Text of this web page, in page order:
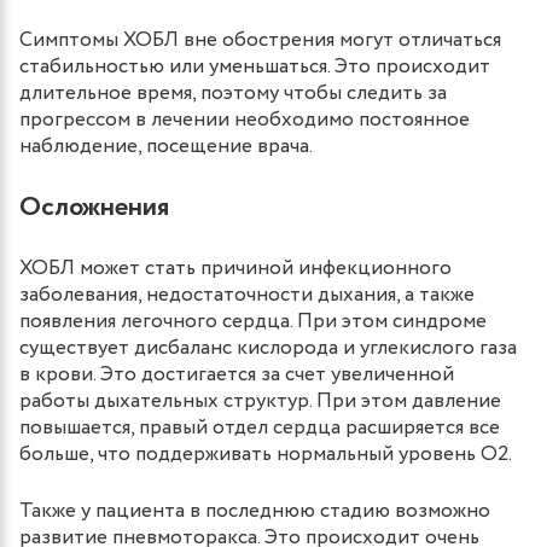
Симптомы ХОБЛ вне обострения могут отличаться
стабильностью или уменьшаться. Это происходит
длительное время, поэтому чтобы следить за
прогрессом в лечении необходимо постоянное
наблюдение, посещение врача.
Осложнения
ХОБЛ может стать причиной инфекционного
заболевания, недостаточности дыхания, а также
появления легочного сердца. При этом синдроме
существует дисбаланс кислорода и углекислого газа
в крови. Это достигается за счет увеличенной
работы дыхательных структур. При этом давление
повышается, правый отдел сердца расширяется все
больше, что поддерживать нормальный уровень О2.
Также у пациента в последнюю стадию возможно
развитие пневмоторакса. Это происходит очень